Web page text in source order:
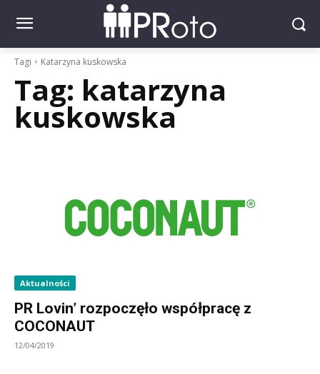
Tagi Katarzyna kuskowska
Tag: katarzyna
kuskowska
Aktualności
PR Lovin’ rozpoczęło współpracę z
COCONAUT
12/04/2019